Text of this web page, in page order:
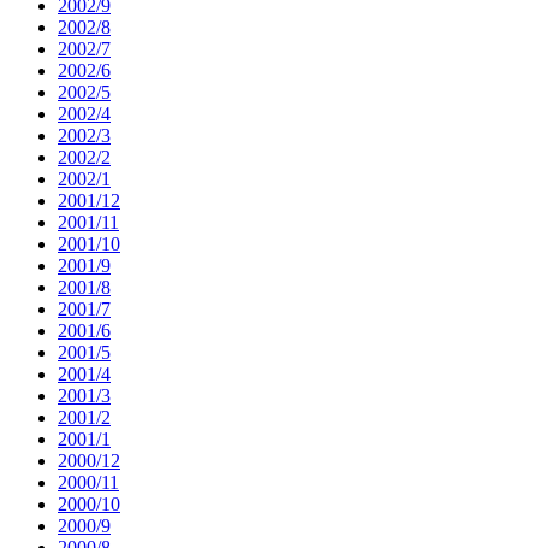
2002/9
2002/8
2002/7
2002/6
2002/5
2002/4
2002/3
2002/2
2002/1
2001/12
2001/11
2001/10
2001/9
2001/8
2001/7
2001/6
2001/5
2001/4
2001/3
2001/2
2001/1
2000/12
2000/11
2000/10
2000/9